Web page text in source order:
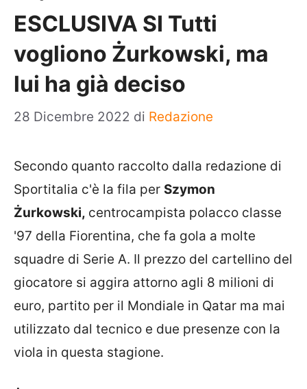
ESCLUSIVA SI Tutti
vogliono Żurkowski, ma
lui ha già deciso
28 Dicembre 2022 di Redazione
Secondo quanto raccolto dalla redazione di
Sportitalia c'è la fila per Szymon
Żurkowski, centrocampista polacco classe
'97 della Fiorentina, che fa gola a molte
squadre di Serie A. Il prezzo del cartellino del
giocatore si aggira attorno agli 8 milioni di
euro, partito per il Mondiale in Qatar ma mai
utilizzato dal tecnico e due presenze con la
viola in questa stagione.